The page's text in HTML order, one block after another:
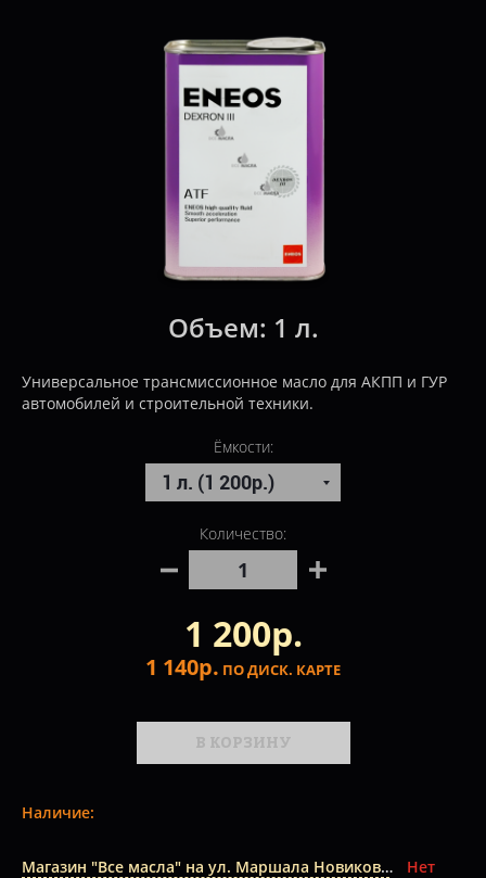
Объем: 1 л.
Универсальное трансмиссионное масло для АКПП и ГУР
автомобилей и строительной техники.
Ёмкости:
Количество:
1 200р.
1 140р. ПО ДИСК. КАРТЕ
В КОРЗИНУ
Наличие:
Магазин "Все масла" на ул. Маршала Новикова
Нет